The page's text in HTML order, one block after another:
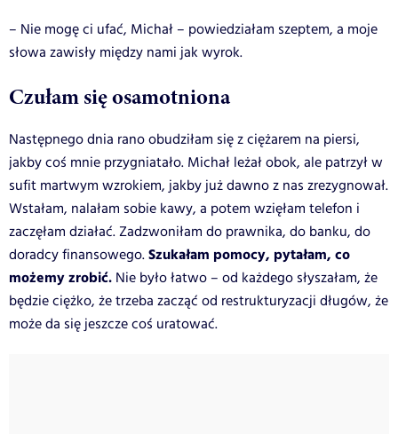
– Nie mogę ci ufać, Michał – powiedziałam szeptem, a moje
słowa zawisły między nami jak wyrok.
Czułam się osamotniona
Następnego dnia rano obudziłam się z ciężarem na piersi,
jakby coś mnie przygniatało. Michał leżał obok, ale patrzył w
sufit martwym wzrokiem, jakby już dawno z nas zrezygnował.
Wstałam, nalałam sobie kawy, a potem wzięłam telefon i
zaczęłam działać. Zadzwoniłam do prawnika, do banku, do
doradcy finansowego.Szukałam pomocy, pytałam, co
możemy zrobić. Nie było łatwo – od każdego słyszałam, że
będzie ciężko, że trzeba zacząć od restrukturyzacji długów, że
może da się jeszcze coś uratować.